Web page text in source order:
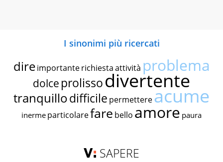
I sinonimi più ricercati
dire importante richiestaattività problema
dolce prolissodivertente
tranquillodifficile permettereacume
inerme particolarefare bello amore paura
SAPERE